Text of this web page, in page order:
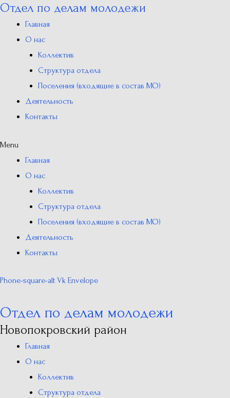
Перейти
содержимому
Отдел по делам молодежи
Главная
О нас
Коллектив
Структура отдела
Поселения (входящие в состав МО)
Деятельность
Контакты
Menu
Главная
О нас
Коллектив
Структура отдела
Поселения (входящие в состав МО)
Деятельность
Контакты
Phone-square-alt Vk Envelope
Отдел по делам молодежи
Новопокровский район
Главная
О нас
Коллектив
Структура отдела